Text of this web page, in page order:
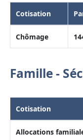
Cotisation
Chômage
Famille -
Cotisation
Allocations